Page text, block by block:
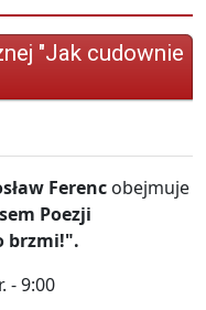
"Jak cudownie
Ferenc obejmuje
Poezji
brzmi!".
- 9:00